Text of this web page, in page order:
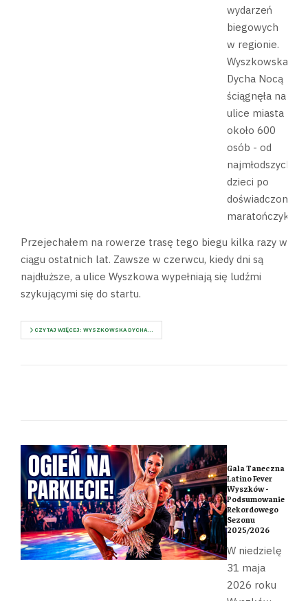
wydarzeń
biegowych
w regionie.
Wyszkowska
Dycha Nocą
ściągnęła na
ulice miasta
około 600
osób - od
najmłodszych
dzieci po
doświadczonych
maratończyków.
Przejechałem na rowerze trasę tego biegu kilka razy w
ciągu ostatnich lat. Zawsze w czerwcu, kiedy dni są
najdłuższe, a ulice Wyszkowa wypełniają się ludźmi
szykującymi się do startu.
CZYTAJ WIĘCEJ: WYSZKOWSKA DYCHA...
Gala Taneczna
Latino Fever
Wyszków -
Podsumowanie
Rekordowego
Sezonu
2025/2026
W niedzielę
31 maja
2026 roku